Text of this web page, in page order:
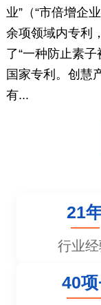
业”（“市倍增企
余项领域内专利
了“一种防止素
国家专利。创慧
有...
21
行业
40